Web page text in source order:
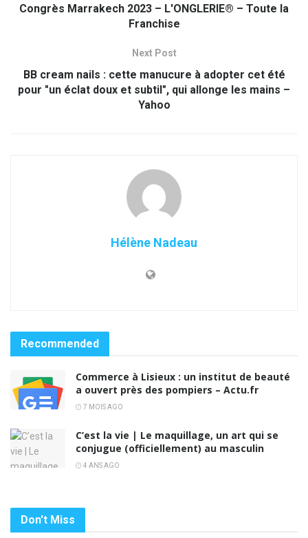
Congrès Marrakech 2023 – L'ONGLERIE® – Toute la
Franchise
Next Post
BB cream nails : cette manucure à adopter cet été
pour "un éclat doux et subtil", qui allonge les mains –
Yahoo
Hélène Nadeau
Recommended
Commerce à Lisieux : un institut de beauté
a ouvert près des pompiers – Actu.fr
7 MOIS AGO
C’est la vie | Le maquillage, un art qui se
conjugue (officiellement) au masculin
4 ANS AGO
Don't Miss